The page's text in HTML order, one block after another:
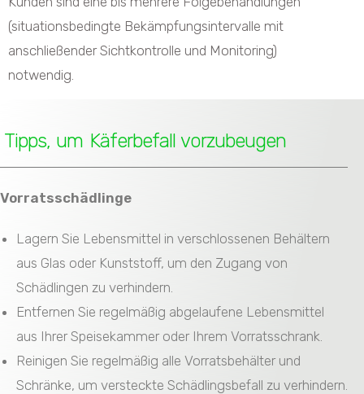
(situationsbedingte Bekämpfungsintervalle mit
anschließender Sichtkontrolle und Monitoring)
notwendig.
Tipps, um Käferbefall vorzubeugen
Vorratsschädlinge
Lagern Sie Lebensmittel in verschlossenen Behältern
aus Glas oder Kunststoff, um den Zugang von
Schädlingen zu verhindern.
Entfernen Sie regelmäßig abgelaufene Lebensmittel
aus Ihrer Speisekammer oder Ihrem Vorratsschrank.
Reinigen Sie regelmäßig alle Vorratsbehälter und
Schränke, um versteckte Schädlingsbefall zu verhindern.